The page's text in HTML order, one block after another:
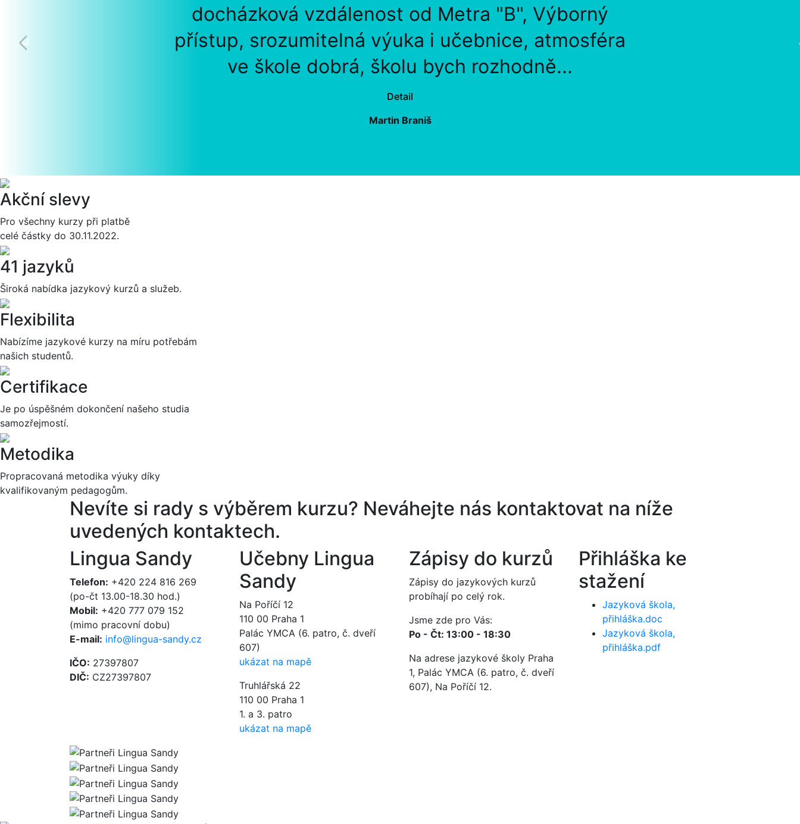
docházková vzdálenost od Metra "B", Výborný
přístup, srozumitelná výuka i učebnice, atmosféra
ve škole dobrá, školu bych rozhodně...
Detail
Martin Braniš
Akční slevy
Pro všechny kurzy při platbě
celé částky do 30.11.2022.
41 jazyků
Široká nabídka jazykový kurzů a služeb.
Flexibilita
Nabízíme jazykové kurzy na míru potřebám
našich studentů.
Certifikace
Je po úspěšném dokončení našeho studia
samozřejmostí.
Metodika
Propracovaná metodika výuky díky
kvalifikovaným pedagogům.
Nevíte si rady s výběrem kurzu? Neváhejte nás kontaktovat na níže
uvedených kontaktech.
Lingua Sandy
Telefon: +420 224 816 269
(po-čt 13.00-18.30 hod.)
Mobil: +420 777 079 152
(mimo pracovní dobu)
E-mail: info@lingua-sandy.cz
IČO: 27397807
DIČ: CZ27397807
Učebny Lingua
Sandy
Na Poříčí 12
110 00 Praha 1
Palác YMCA (6. patro, č. dveří
607)
ukázat na mapě
Truhlářská 22
110 00 Praha 1
1. a 3. patro
ukázat na mapě
Zápisy do kurzů
Zápisy do jazykových kurzů
probíhají po celý rok.
Jsme zde pro Vás:
Po - Čt: 13:00 - 18:30
Na adrese jazykové školy Praha
1, Palác YMCA (6. patro, č. dveří
607), Na Poříčí 12.
Přihláška ke
stažení
Jazyková škola,
přihláška.doc
Jazyková škola,
přihláška.pdf